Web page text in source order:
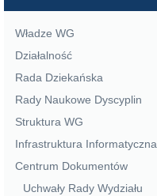
Władze WG
Działalność
Rada Dziekańska
Rady Naukowe Dyscyplin
Struktura WG
Infrastruktura Informatyczna
Centrum Dokumentów
Uchwały Rady Wydziału